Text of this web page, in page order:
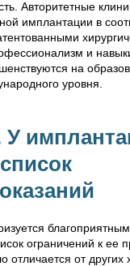
Авторитетные
имплантации в
и
на
уровня.
ограничений к ее
отличается от других